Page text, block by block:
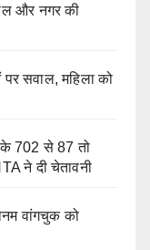
और नगर की
सवाल, महिला को
702 से 87 तो
ने दी चेतावनी
वांगचुक को